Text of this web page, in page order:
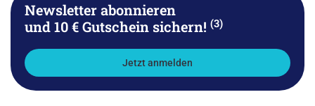
Newsletter abonnieren
und 10 € Gutschein sichern! (3)
Jetzt anmelden